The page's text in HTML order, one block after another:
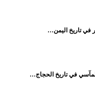
في تاريخ الحجاج…